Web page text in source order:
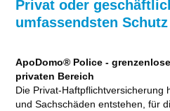
Privat oder
umfassendsten Schutz
ApoDomo® Police -
privaten Bereich
Die Privat-Haftpflichtversicherung
und Sachschäden entstehen, für